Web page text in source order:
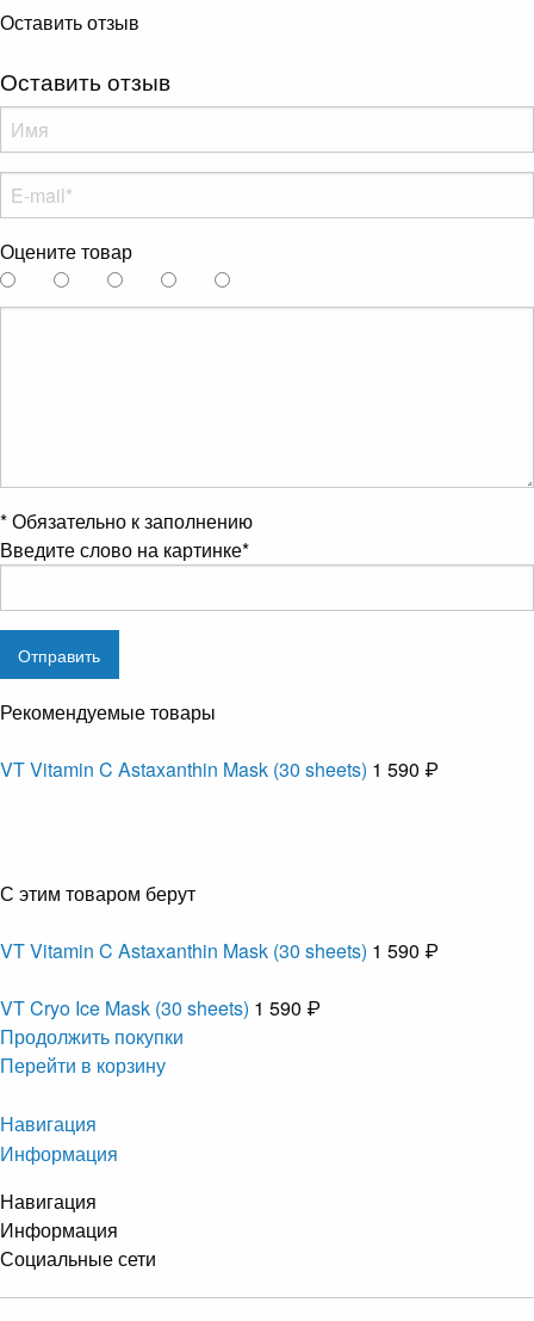
Оставить отзыв
Оставить отзыв
Оцените товар
*Обязательно к заполнению
Введите слово на картинке*
Рекомендуемые товары
VT Vitamin C Astaxanthin Mask (30 sheets) 1 590 ₽
С этим товаром берут
VT Vitamin C Astaxanthin Mask (30 sheets) 1 590 ₽
VT Cryo Ice Mask (30 sheets) 1 590 ₽
Продолжить покупки
Перейти в корзину
Навигация
Информация
Навигация
Информация
Социальные сети